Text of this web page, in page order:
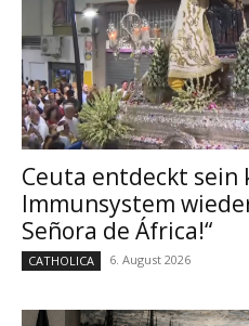
Ceuta entdeckt sein
Immunsystem
Señora de África!“
CATHOLICA 6. August 2026